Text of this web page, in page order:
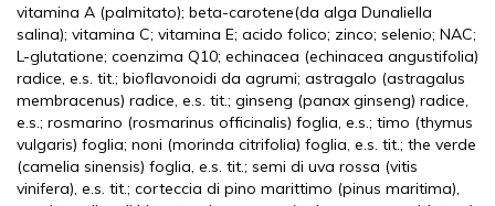
vitamina A (palmitato); beta-carotene(da alga Dunaliella
salina); vitamina C; vitamina E; acido folico; zinco; selenio; NAC;
L-glutatione; coenzima Q10; echinacea (echinacea angustifolia)
radice, e.s. tit.; bioflavonoidi da agrumi; astragalo (astragalus
membracenus) radice, e.s. tit.; ginseng (panax ginseng) radice,
e.s.; rosmarino (rosmarinus officinalis) foglia, e.s.; timo (thymus
vulgaris) foglia; noni (morinda citrifolia) foglia, e.s. tit.; the verde
(camelia sinensis) foglia, e.s. tit.; semi di uva rossa (vitis
vinifera), e.s. tit.; corteccia di pino marittimo (pinus maritima),